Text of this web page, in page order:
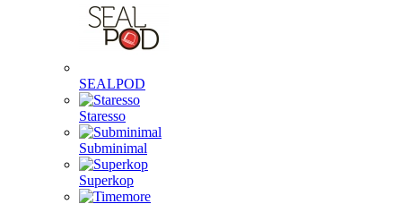
SEALPOD
Staresso
Subminimal
Superkop